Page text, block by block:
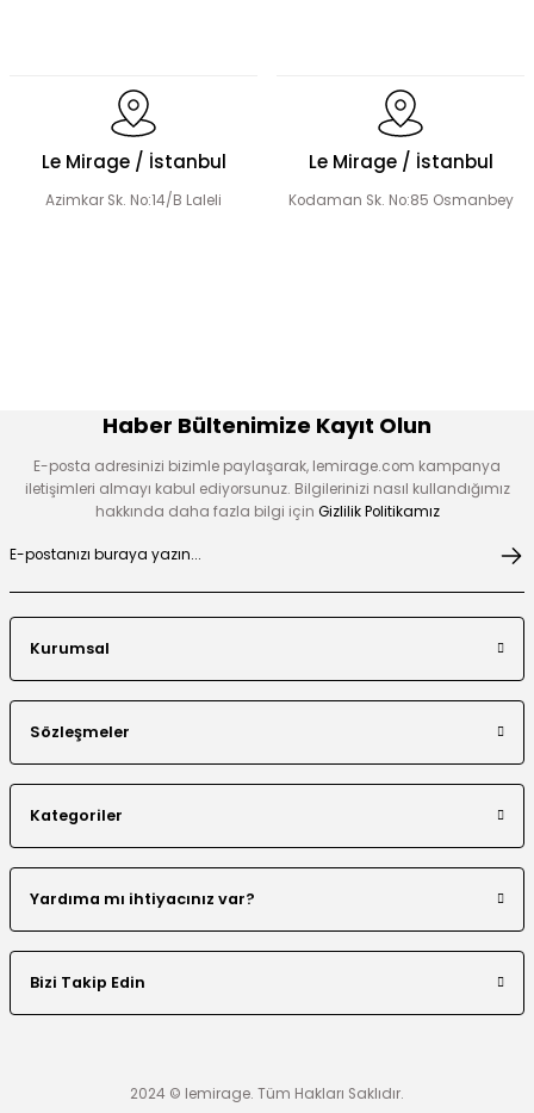
V Kuplu Taş Detay Elbise
Le Mirage / İstanbul
Azimkar Sk. No:14/B Laleli
Le Mirage / İstanbul
Kodaman Sk. No:85 Osmanbey
Haber Bültenimize Kayıt Olun
E-posta adresinizi bizimle paylaşarak, lemirage.com kampanya
iletişimleri almayı kabul ediyorsunuz. Bilgilerinizi nasıl kullandığımız
hakkında daha fazla bilgi için Gizlilik Politikamız
Kurumsal
Sözleşmeler
Kategoriler
Yardıma mı ihtiyacınız var?
Bizi Takip Edin
2024 © lemirage. Tüm Hakları Saklıdır.